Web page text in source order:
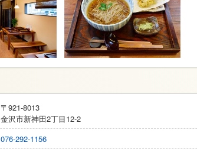
〒921-8013
金沢市新神田2丁目12-2
076-292-1156